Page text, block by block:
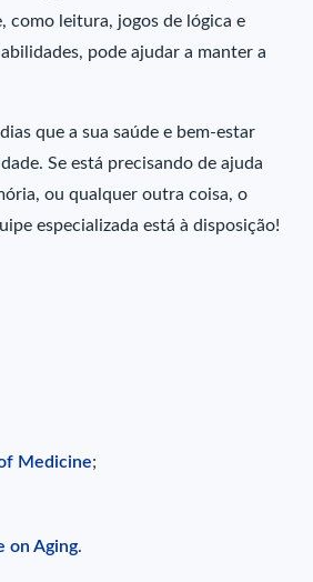
como leitura, jogos de lógica e
pode ajudar a manter a
que a sua saúde e bem-estar
Se está precisando de ajuda
ou qualquer outra coisa, o
especializada está à disposição!
Medicine;
on Aging.